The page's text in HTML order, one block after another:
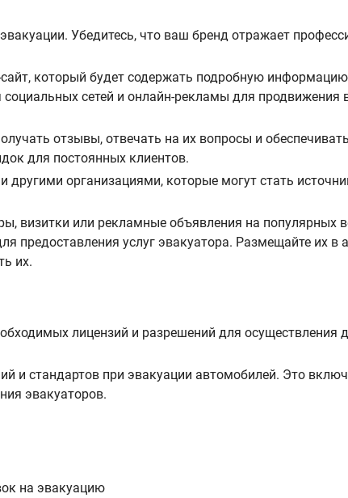
Убедитесь, что ваш бренд отражает
который будет содержать подробную
сетей и онлайн-рекламы для
отзывы, отвечать на их вопросы и
для постоянных клиентов.
другими организациями, которые могут стать
визитки или рекламные объявления на популярных
предоставления услуг эвакуатора. Размещайте их в
их.
лицензий и разрешений для осуществления
и стандартов при эвакуации автомобилей. Это
эвакуаторов.
на эвакуацию